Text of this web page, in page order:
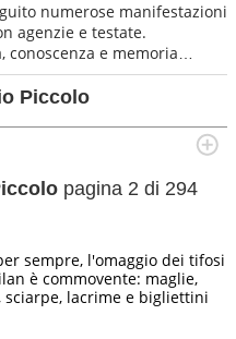
numerose manifestazioni
agenzie e testate.
conoscenza e memoria
di calcio
Piccolo
pagina 2 di 294
sempre, l'omaggio dei tifosi
è commovente: maglie,
sciarpe, lacrime e bigliettini